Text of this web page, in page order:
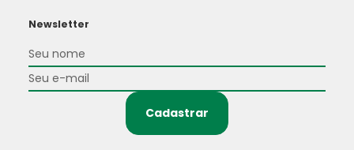
Newsletter
Cadastrar